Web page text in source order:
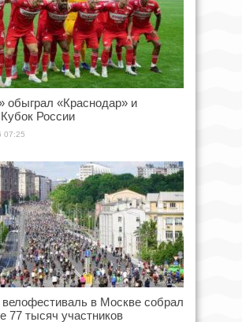
обыграл «Краснодар» и
России
07:25
велофестиваль в Москве собрал
77 тысяч участников